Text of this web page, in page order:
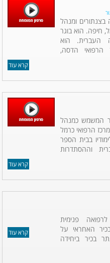
קרא עוד
בצנתורים ומנהל
חיפה. הוא בוגר
העברית. הוא
הרפואי הדסה,
קרא עוד
המשמש כמנהל
הרפואי כרמל
בבית הספר
וההסתדרות
קרא עוד
פנימית
בכיר האחראי על
בכיר ביחידה